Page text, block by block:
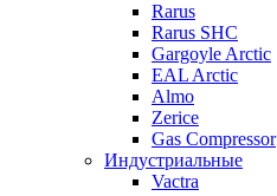
Rarus
Rarus SHC
Gargoyle Arctic
EAL Arctic
Almo
Zerice
Gas Compressor
Индустриальные
Vactra